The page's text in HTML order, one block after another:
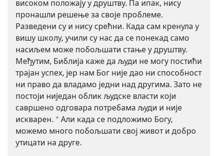
високом положају у друштву. Па ипак, нису
пронашли решење за своје проблеме.
Разведени су и нису срећни. Када сам кренула у
вишу школу, учили су нас да се понекад само
насиљем може побољшати стање у друштву.
Међутим, Библија каже да људи не могу постићи
трајан успех, јер нам Бог није дао ни способност
ни право да владамо једни над другима. Зато не
постоји ниједан облик људске власти који
савршено одговара потребама људи и није
искварен. *Али када се подложимо Богу,
можемо много побољшати свој живот и добро
утицати на друге.